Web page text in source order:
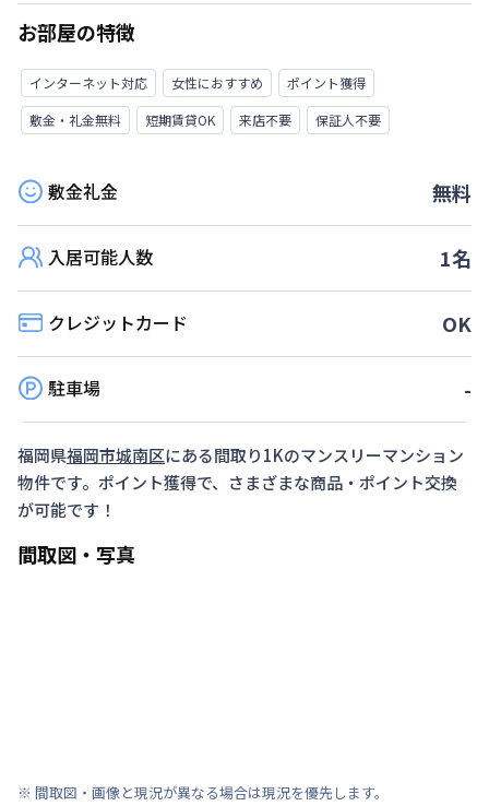
お部屋の特徴
インターネット対応 女性におすすめ
ポイント獲得
敷金・礼金無料
短期賃貸OK 来店不要 保証人不要
敷金礼金 無料
入居可能人数 1名
クレジットカード OK
駐車場 -
福岡県福岡市城南区にある間取り1Kのマンスリーマンション
物件です。ポイント獲得で、さまざまな商品・ポイント交換
が可能です！
間取図・写真
※ 間取図・画像と現況が異なる場合は現況を優先します。